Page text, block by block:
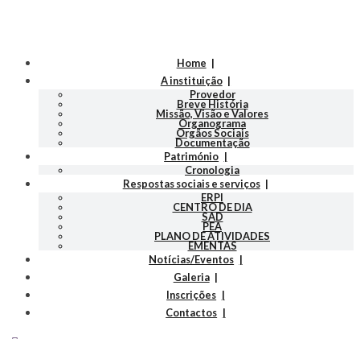
Home
A instituição
Provedor
Breve História
Missão, Visão e Valores
Organograma
Orgãos Sociais
Documentação
Património
Cronologia
Respostas sociais e serviços
ERPI
CENTRO DE DIA
SAD
PEA
PLANO DE ATIVIDADES
EMENTAS
Notícias/Eventos
Galeria
Inscrições
Contactos